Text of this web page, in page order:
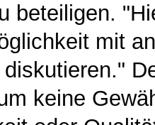
beteiligen.
mit
keine